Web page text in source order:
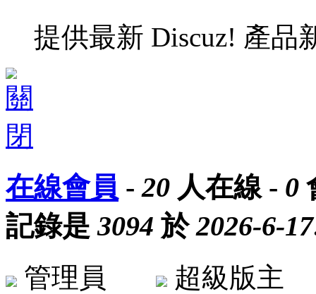
提供最新 Discuz! 產品
在線會員 -20 人在線 - 0
記錄是3094 於2026-6-17
管理員
超級版